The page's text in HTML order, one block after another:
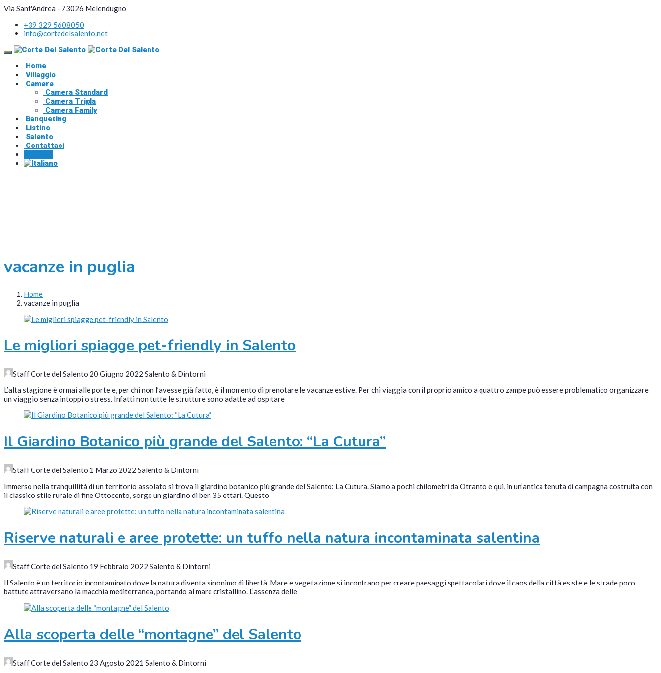
Via Sant'Andrea - 73026 Melendugno
+39 329 5608050
info@cortedelsalento.net
Home
Villaggio
Camere
Camera Standard
Camera Tripla
Camera Family
Banqueting
Listino
Salento
Contattaci
vacanze in puglia
Home
vacanze in puglia
Le migliori spiagge pet-friendly in Salento
Staff Corte del Salento 20 Giugno 2022 Salento & Dintorni
L’alta stagione è ormai alle porte e, per chi non l’avesse già fatto, è il momento di prenotare le vacanze estive. Per chi viaggia con il proprio amico a quattro zampe può essere problematico organizzare
un viaggio senza intoppi o stress. Infatti non tutte le strutture sono adatte ad ospitare
Il Giardino Botanico più grande del Salento: “La Cutura”
Staff Corte del Salento 1 Marzo 2022 Salento & Dintorni
Immerso nella tranquillità di un territorio assolato si trova il giardino botanico più grande del Salento: La Cutura. Siamo a pochi chilometri da Otranto e qui, in un’antica tenuta di campagna costruita con
il classico stile rurale di fine Ottocento, sorge un giardino di ben 35 ettari. Questo
Riserve naturali e aree protette: un tuffo nella natura incontaminata salentina
Staff Corte del Salento 19 Febbraio 2022 Salento & Dintorni
Il Salento è un territorio incontaminato dove la natura diventa sinonimo di libertà. Mare e vegetazione si incontrano per creare paesaggi spettacolari dove il caos della città esiste e le strade poco
battute attraversano la macchia mediterranea, portando al mare cristallino. L’assenza delle
Alla scoperta delle “montagne” del Salento
Staff Corte del Salento 23 Agosto 2021 Salento & Dintorni